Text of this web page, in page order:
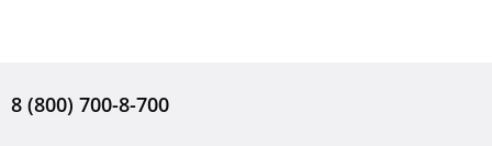
8 (800) 700-8-700